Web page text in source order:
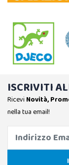
ISCRIVITI
Ricevi Novità,
nella tua email!